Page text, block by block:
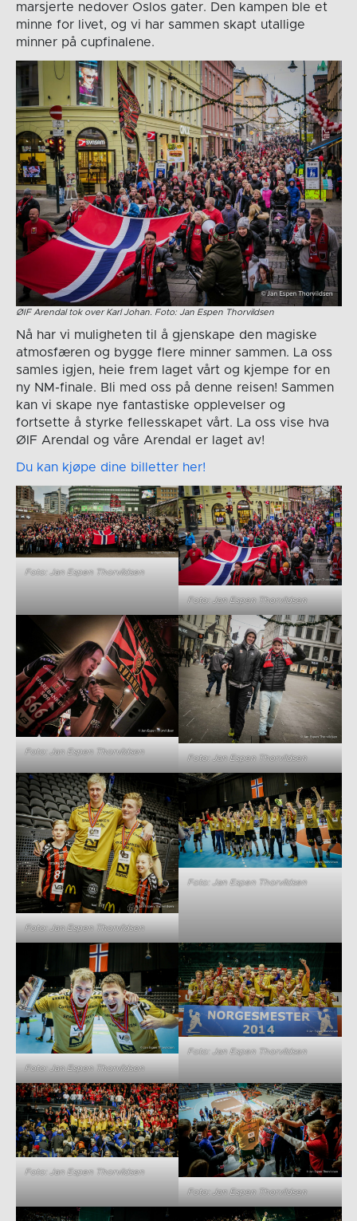
marsjerte nedover Oslos gater. Den kampen ble et
minne for livet, og vi har sammen skapt utallige
minner på cupfinalene.
ØIF Arendal tok over Karl Johan. Foto: Jan Espen Thorvildsen
Nå har vi muligheten til å gjenskape den magiske
atmosfæren og bygge flere minner sammen. La oss
samles igjen, heie frem laget vårt og kjempe for en
ny NM-finale. Bli med oss på denne reisen! Sammen
kan vi skape nye fantastiske opplevelser og
fortsette å styrke fellesskapet vårt. La oss vise hva
ØIF Arendal og våre Arendal er laget av!
Du kan kjøpe dine billetter her!
Foto: Jan Espen Thorvildsen
Foto: Jan Espen Thorvildsen
Foto: Jan Espen Thorvildsen
Foto: Jan Espen Thorvildsen
Foto: Jan Espen Thorvildsen
Foto: Jan Espen Thorvildsen
Foto: Jan Espen Thorvildsen
Foto: Jan Espen Thorvildsen
Foto: Jan Espen Thorvildsen
Foto: Jan Espen Thorvildsen